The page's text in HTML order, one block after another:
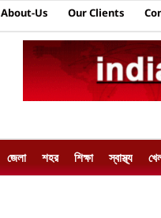
About-Us Our Clients
জেলা শহর শিক্ষা স্বাস্থ্য